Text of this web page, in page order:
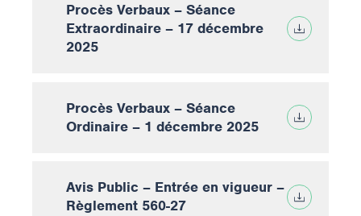
Procès Verbaux – Séance
Extraordinaire – 17 décembre
2025
Procès Verbaux – Séance
Ordinaire – 1 décembre 2025
Avis Public – Entrée en vigueur –
Règlement 560-27